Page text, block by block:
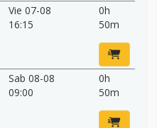
Vie 07-08
16:15
0h
50m
Sab 08-08
09:00
0h
50m